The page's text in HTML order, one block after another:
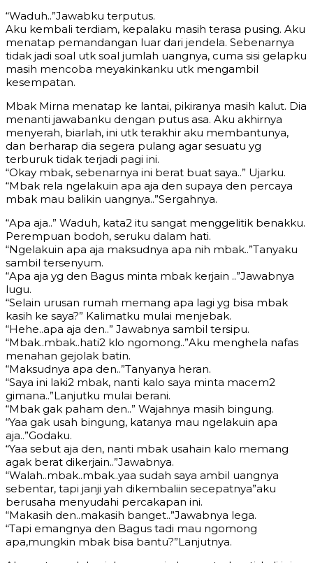
“Waduh..”Jawabku terputus.
Aku kembali terdiam, kepalaku masih terasa pusing. Aku
menatap pemandangan luar dari jendela. Sebenarnya
tidak jadi soal utk soal jumlah uangnya, cuma sisi gelapku
masih mencoba meyakinkanku utk mengambil
kesempatan.
Mbak Mirna menatap ke lantai, pikiranya masih kalut. Dia
menanti jawabanku dengan putus asa. Aku akhirnya
menyerah, biarlah, ini utk terakhir aku membantunya,
dan berharap dia segera pulang agar sesuatu yg
terburuk tidak terjadi pagi ini.
“Okay mbak, sebenarnya ini berat buat saya..” Ujarku.
“Mbak rela ngelakuin apa aja den supaya den percaya
mbak mau balikin uangnya..”Sergahnya.
“Apa aja..” Waduh, kata2 itu sangat menggelitik benakku.
Perempuan bodoh, seruku dalam hati.
“Ngelakuin apa aja maksudnya apa nih mbak..”Tanyaku
sambil tersenyum.
“Apa aja yg den Bagus minta mbak kerjain ..”Jawabnya
lugu.
“Selain urusan rumah memang apa lagi yg bisa mbak
kasih ke saya?” Kalimatku mulai menjebak.
“Hehe..apa aja den..” Jawabnya sambil tersipu.
“Mbak..mbak..hati2 klo ngomong..”Aku menghela nafas
menahan gejolak batin.
“Maksudnya apa den..”Tanyanya heran.
“Saya ini laki2 mbak, nanti kalo saya minta macem2
gimana..”Lanjutku mulai berani.
“Mbak gak paham den..” Wajahnya masih bingung.
“Yaa gak usah bingung, katanya mau ngelakuin apa
aja..”Godaku.
“Yaa sebut aja den, nanti mbak usahain kalo memang
agak berat dikerjain..”Jawabnya.
“Walah..mbak..mbak..yaa sudah saya ambil uangnya
sebentar, tapi janji yah dikembaliin secepatnya”aku
berusaha menyudahi percakapan ini.
“Makasih den..makasih banget..”Jawabnya lega.
“Tapi emangnya den Bagus tadi mau ngomong
apa,mungkin mbak bisa bantu?”Lanjutnya.